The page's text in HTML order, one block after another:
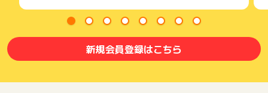
新規会員登録はこちら